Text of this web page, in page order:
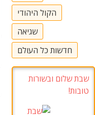
הקול היהודי
שגיאה
חדשות כל העולם
שבת שלום ובשורות
טובות!